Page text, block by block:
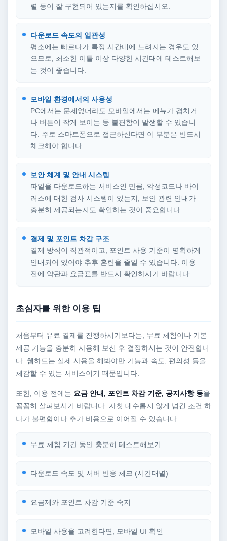
렬 등이 잘 구현되어 있는지를 확인하십시오.
다운로드 속도의 일관성
평소에는 빠르다가 특정 시간대에 느려지는 경우도 있
으므로, 최소한 이틀 이상 다양한 시간대에 테스트해보
는 것이 좋습니다.
모바일 환경에서의 사용성
PC에서는 문제없더라도 모바일에서는 메뉴가 겹치거
나 버튼이 작게 보이는 등 불편함이 발생할 수 있습니
다. 주로 스마트폰으로 접근하신다면 이 부분은 반드시
체크해야 합니다.
보안 체계 및 안내 시스템
파일을 다운로드하는 서비스인 만큼, 악성코드나 바이
러스에 대한 검사 시스템이 있는지, 보안 관련 안내가
충분히 제공되는지도 확인하는 것이 중요합니다.
결제 및 포인트 차감 구조
결제 방식이 직관적이고, 포인트 사용 기준이 명확하게
안내되어 있어야 추후 혼란을 줄일 수 있습니다. 이용
전에 약관과 요금표를 반드시 확인하시기 바랍니다.
초심자를 위한 이용 팁
처음부터 유료 결제를 진행하시기보다는, 무료 체험이나 기본
제공 기능을 충분히 사용해 보신 후 결정하시는 것이 안전합니
다. 웹하드는 실제 사용을 해봐야만 기능과 속도, 편의성 등을
체감할 수 있는 서비스이기 때문입니다.
또한, 이용 전에는 요금 안내, 포인트 차감 기준, 공지사항 등을
꼼꼼히 살펴보시기 바랍니다. 자칫 대수롭지 않게 넘긴 조건 하
나가 불편함이나 추가 비용으로 이어질 수 있습니다.
무료 체험 기간 동안 충분히 테스트해보기
다운로드 속도 및 서버 반응 체크 (시간대별)
요금제와 포인트 차감 기준 숙지
모바일 사용을 고려한다면, 모바일 UI 확인